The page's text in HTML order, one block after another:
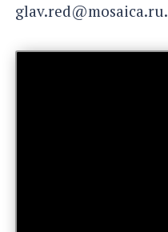
glav.red@mosaica.ru.